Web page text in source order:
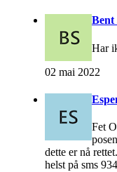
Bent
Har
02 mai 2022
Fet
dette er nå
helst på sms